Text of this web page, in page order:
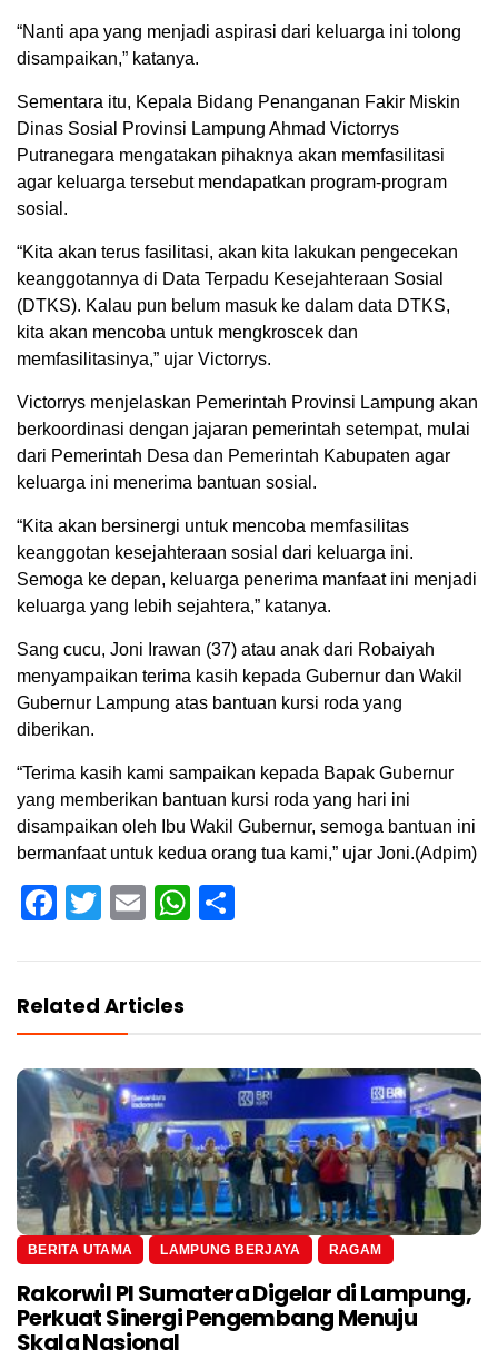
“Nanti apa yang menjadi aspirasi dari keluarga ini tolong
disampaikan,” katanya.
Sementara itu, Kepala Bidang Penanganan Fakir Miskin
Dinas Sosial Provinsi Lampung Ahmad Victorrys
Putranegara mengatakan pihaknya akan memfasilitasi
agar keluarga tersebut mendapatkan program-program
sosial.
“Kita akan terus fasilitasi, akan kita lakukan pengecekan
keanggotannya di Data Terpadu Kesejahteraan Sosial
(DTKS). Kalau pun belum masuk ke dalam data DTKS,
kita akan mencoba untuk mengkroscek dan
memfasilitasinya,” ujar Victorrys.
Victorrys menjelaskan Pemerintah Provinsi Lampung akan
berkoordinasi dengan jajaran pemerintah setempat, mulai
dari Pemerintah Desa dan Pemerintah Kabupaten agar
keluarga ini menerima bantuan sosial.
“Kita akan bersinergi untuk mencoba memfasilitas
keanggotan kesejahteraan sosial dari keluarga ini.
Semoga ke depan, keluarga penerima manfaat ini menjadi
keluarga yang lebih sejahtera,” katanya.
Sang cucu, Joni Irawan (37) atau anak dari Robaiyah
menyampaikan terima kasih kepada Gubernur dan Wakil
Gubernur Lampung atas bantuan kursi roda yang
diberikan.
“Terima kasih kami sampaikan kepada Bapak Gubernur
yang memberikan bantuan kursi roda yang hari ini
disampaikan oleh Ibu Wakil Gubernur, semoga bantuan ini
bermanfaat untuk kedua orang tua kami,” ujar Joni.(Adpim)
Facebook
Twitter
EmailWhatsApp
Related Articles
BERITA UTAMA LAMPUNG BERJAYA RAGAM
Rakorwil PI Sumatera Digelar di Lampung,
Perkuat Sinergi Pengembang Menuju
Skala Nasional